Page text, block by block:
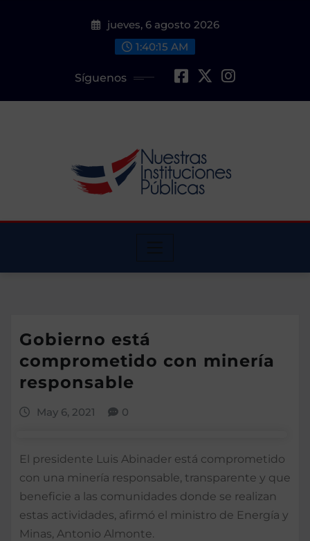
jueves, 6 agosto 2026
1:40:15 AM
Síguenos
Gobierno está
comprometido con minería
responsable
May 6, 2021 0
El presidente Luis Abinader está comprometido
con una minería responsable, transparente y que
beneficie a las comunidades donde se realizan
estas actividades, afirmó el ministro de Energía y
Minas, Antonio Almonte.